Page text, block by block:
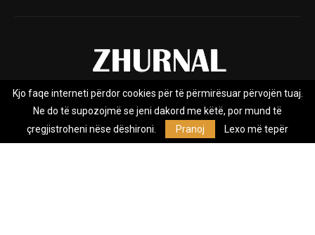
Rreth nesh Impresumi Marketing
Privacy Policy
Zhurnal.mk është Agjenci e Lajmeve e pavarur, e themeluar në vitin
Kjo faqe interneti përdor cookies për të përmirësuar përvojën tuaj.
Ne do të supozojmë se jeni dakord me këtë, por mund të
çregjistroheni nëse dëshironi.
Pranoj Lexo më tepër